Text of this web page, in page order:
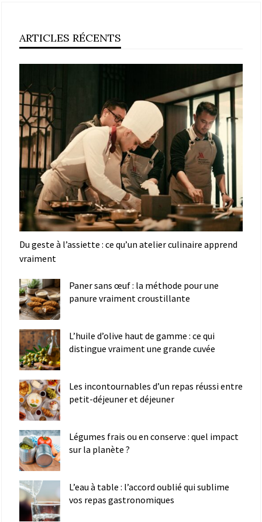
ARTICLES RÉCENTS
Du geste à l’assiette : ce qu’un atelier culinaire apprend
vraiment
Paner sans œuf : la méthode pour une
panure vraiment croustillante
L’huile d’olive haut de gamme : ce qui
distingue vraiment une grande cuvée
Les incontournables d’un repas réussi entre
petit-déjeuner et déjeuner
Légumes frais ou en conserve : quel impact
sur la planète ?
L’eau à table : l’accord oublié qui sublime
vos repas gastronomiques